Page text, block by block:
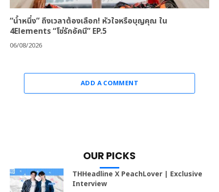
“น้ำหนึ่ง” ถึงเวลาต้องเลือก! หัวใจหรือบุญคุณ ใน
4Elements “โซ่รักอัคนี” EP.5
06/08/2026
ADD A COMMENT
OUR PICKS
THHeadline X PeachLover | Exclusive
Interview